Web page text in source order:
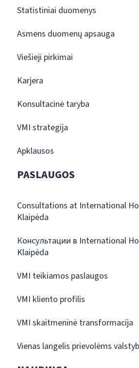
Statistiniai duomenys
Asmens duomenų apsauga
Viešieji pirkimai
Karjera
Konsultacinė taryba
VMI strategija
Apklausos
PASLAUGOS
Consultations at International
Klaipėda
Консультации в International
Klaipėda
VMI teikiamos paslaugos
VMI kliento profilis
VMI skaitmeninė transformacija
Vienas langelis prievolėms